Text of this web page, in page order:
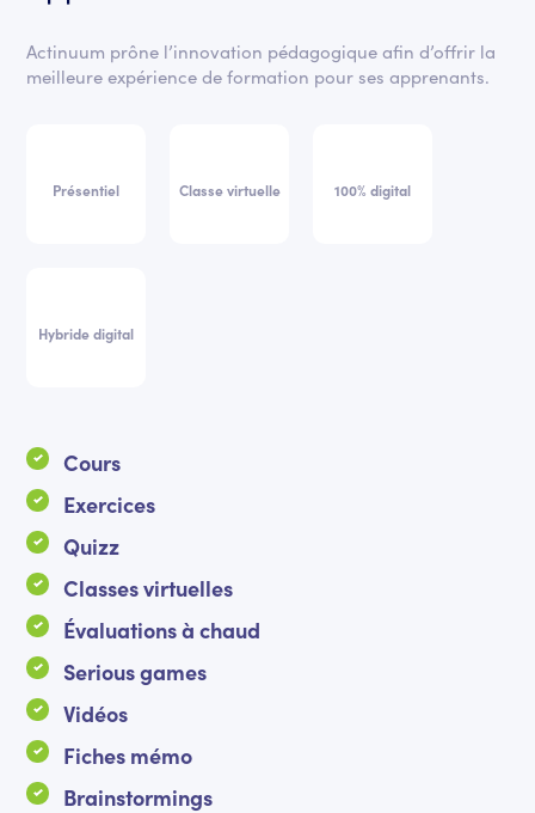
Actinuum prône l’innovation pédagogique afin d’offrir la
meilleure expérience de formation pour ses apprenants.
Présentiel Classe virtuelle 100% digital
Hybride digital
Cours
Exercices
Quizz
Classes virtuelles
Évaluations à chaud
Serious games
Vidéos
Fiches mémo
Brainstormings